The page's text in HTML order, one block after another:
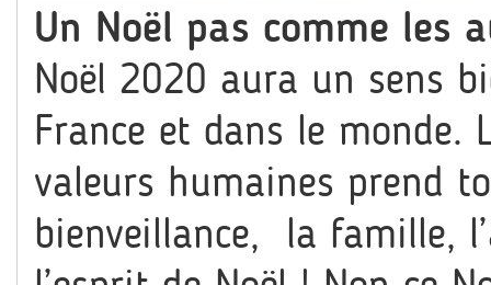
Un Noël pas comme les
Noël 2020 aura un sens
France et dans le monde.
valeurs humaines prend
bienveillance, la famille,